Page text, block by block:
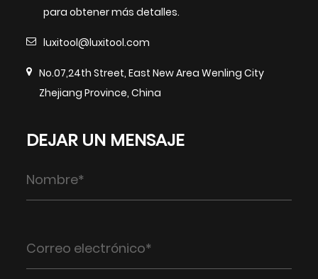
para obtener más detalles.
luxitool@luxitool.com
No.07,24th Street, East New Area Wenling City
Zhejiang Province, China
DEJAR UN MENSAJE